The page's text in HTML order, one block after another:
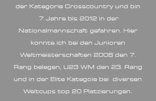
der Kategorie Crosscountry und bin
7 Jahre bis 2012 in der
Nationalmannschaft gefahren. Hier
konnte ich bei den Junioren
Weltmeisterschaften 2008 den 7.
Rang belegen, U23 WM den 23. Rang
und in der Elite Kategoie bei diversen
Weltcups top 20 Platzierungen.